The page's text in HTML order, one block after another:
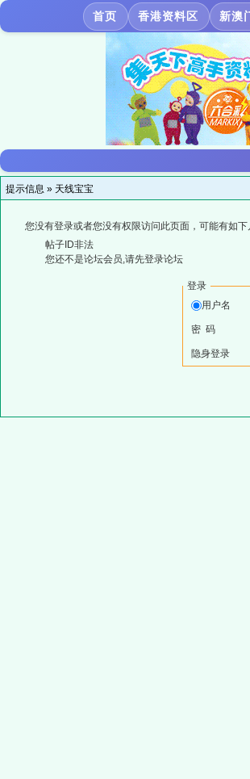
首页 香港资料区 新澳
提示信息 » 天线宝宝
您没有登录或者您没有权限访问此页面，可能有如下
帖子ID非法
您还不是论坛会员,请先登录论坛
登录
用户名
密 码
隐身登录